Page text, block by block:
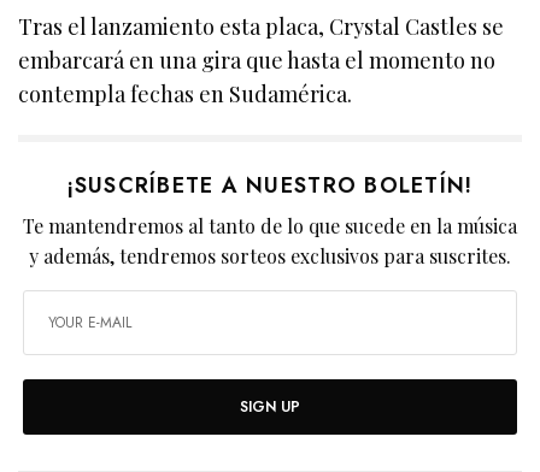
Tras el lanzamiento esta placa, Crystal Castles se
embarcará en una gira que hasta el momento no
contempla fechas en Sudamérica.
¡SUSCRÍBETE A NUESTRO BOLETÍN!
Te mantendremos al tanto de lo que sucede en la música
y además, tendremos sorteos exclusivos para suscrites.
SIGN UP